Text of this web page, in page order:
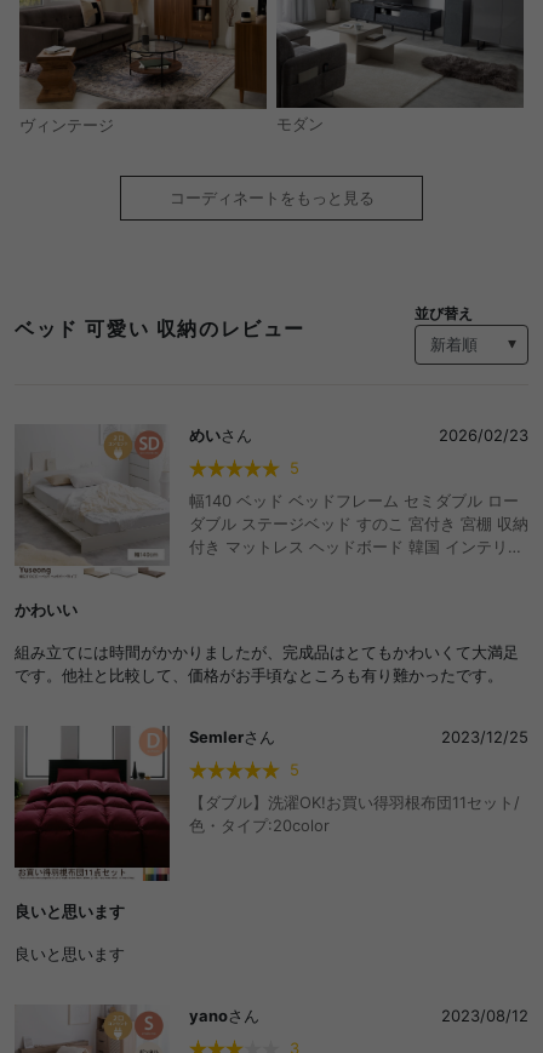
ヴィンテージ モダン
コーディネートをもっと見る
ベッド 可愛い 収納のレビュー
並び替え
めいさん
2026/02/23
5
幅140 ベッド ベッドフレーム セミダブル ロー
ダブル ステージベッド すのこ 宮付き 宮棚 収納
付き マットレス ヘッドボード 韓国 インテリア
かわいい
組み立てには時間がかかりましたが、完成品はとてもかわいくて大満足
です。他社と比較して、価格がお手頃なところも有り難かったです。
Semlerさん
2023/12/25
5
【ダブル】洗濯OK!お買い得羽根布団11セット/
色・タイプ:20color
良いと思います
良いと思います
yanoさん
2023/08/12
3